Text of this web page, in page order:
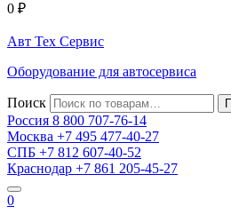
0 ₽
Авт Тех Сервис
Оборудование для автосервиса
Поиск
Россия 8 800 707-76-14
Москва +7 495 477-40-27
СПБ +7 812 607-40-52
Краснодар +7 861 205-45-27
0